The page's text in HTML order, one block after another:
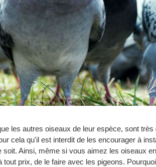
les autres oiseaux de leur espèce, sont
cela qu'il est interdit de les encourager à
soit. Ainsi, même si vous aimez les oiseaux
tout prix, de le faire avec les pigeons.